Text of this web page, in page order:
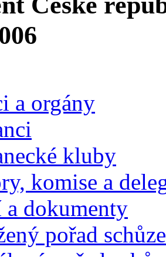
a orgány
kluby
komise a
a dokumenty
pořad schůze